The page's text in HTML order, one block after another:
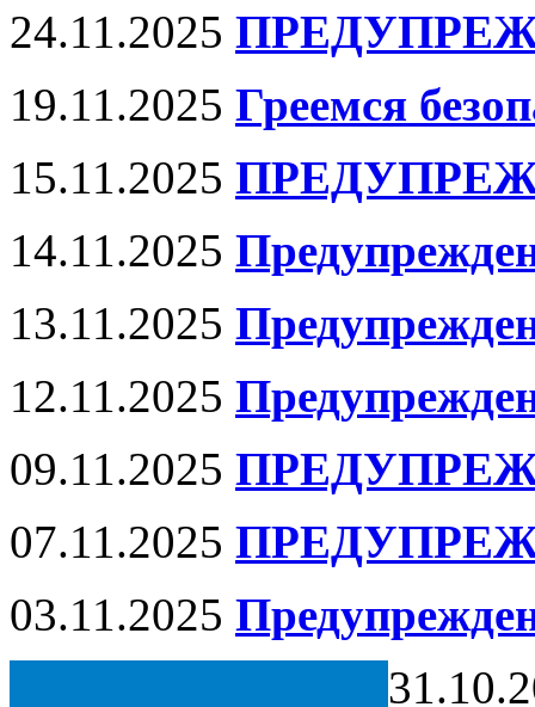
24.11.2025
19.11.2025 Греемся
15.11.2025
14.11.2025
13.11.2025
12.11.2025
09.11.2025
07.11.2025
03.11.2025